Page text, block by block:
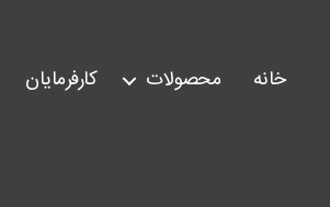
خانه محصولات کارفرمایان